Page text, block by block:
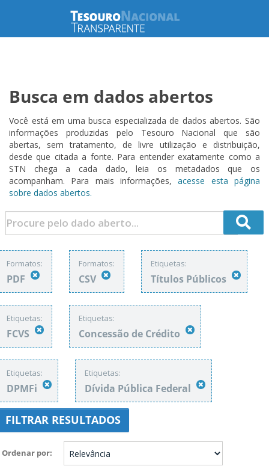
Busca em dados abertos
Você está em uma busca especializada de dados abertos. São
informações produzidas pelo Tesouro Nacional que são
abertas, sem tratamento, de livre utilização e distribuição,
desde que citada a fonte. Para entender exatamente como a
STN chega a cada dado, leia os metadados que os
acompanham. Para mais informações,acesse esta página
sobre dados abertos.
Formatos:
PDF
Formatos:
CSV
Etiquetas:
Títulos Públicos
Etiquetas:
FCVS
Etiquetas:
Concessão de Crédito
Etiquetas:
DPMFi
Etiquetas:
Dívida Pública Federal
FILTRAR RESULTADOS
Ordenar por